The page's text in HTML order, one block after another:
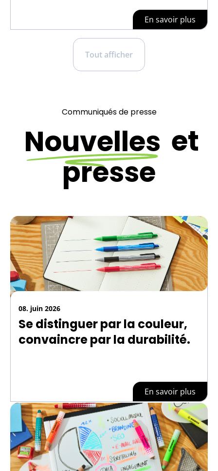
En savoir plus
Tout afficher
Communiqués de presse
Nouvelles et
presse
08. juin 2026
Se distinguer par la couleur,
convaincre par la durabilité.
En savoir plus